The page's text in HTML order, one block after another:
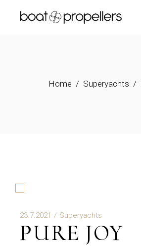
Home Superyachts
23.7.2021 Superyachts
PURE JOY